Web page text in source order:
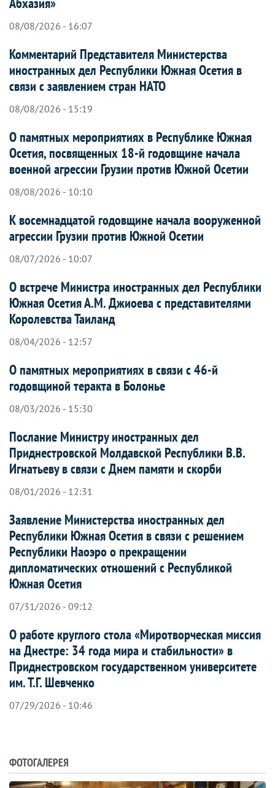
08/08/2026 - 16:07
Комментарий Представителя Министерства
иностранных дел Республики Южная Осетия в
связи с заявлением стран НАТО
08/08/2026 - 15:19
О памятных мероприятиях в Республике Южная
Осетия, посвященных 18-й годовщине начала
военной агрессии Грузии против Южной Осетии
08/08/2026 - 10:10
К восемнадцатой годовщине начала вооруженной
агрессии Грузии против Южной Осетии
08/07/2026 - 10:07
О встрече Министра иностранных дел Республики
Южная Осетия А.М. Джиоева с представителями
Королевства Таиланд
08/04/2026 - 12:57
О памятных мероприятиях в связи с 46-й
годовщиной теракта в Болонье
08/03/2026 - 15:30
Послание Министру иностранных дел
Приднестровской Молдавской Республики В.В.
Игнатьеву в связи с Днем памяти и скорби
08/01/2026 - 12:31
Заявление Министерства иностранных дел
Республики Южная Осетия в связи с решением
Республики Наоэро о прекращении
дипломатических отношений с Республикой
Южная Осетия
07/31/2026 - 09:12
О работе круглого стола «Миротворческая миссия
на Днестре: 34 года мира и стабильности» в
Приднестровском государственном университете
им. Т.Г. Шевченко
07/29/2026 - 10:46
ФОТОГАЛЕРЕЯ